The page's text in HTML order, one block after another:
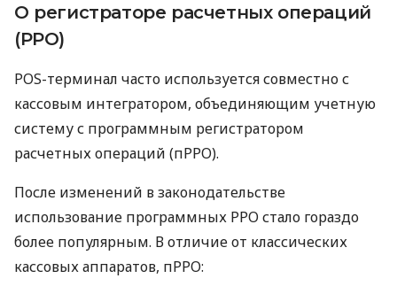
О регистраторе расчетных операций
(РРО)
POS-терминал часто используется совместно с
кассовым интегратором, объединяющим учетную
систему с программным регистратором
расчетных операций (пРРО).
После изменений в законодательстве
использование программных РРО стало гораздо
более популярным. В отличие от классических
кассовых аппаратов, пРРО: